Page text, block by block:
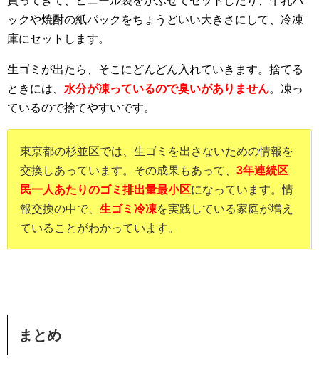
ックや焼酎の紙パックをちょうどいい大きさにして、冷凍
庫にセットします。
生ゴミが出たら、そこにどんどん入れていきます。捨てる
ときには、 水分が凍っているので臭いがありません。凍っ
ているので捨てやすいです。
東京都の杉並区では、生ゴミを出さないための情報を
交換しあっています。その成果もあって、 3年連続区
民一人あたりのゴミ排出量最小区になっています。情
報交換の中で、 生ゴミ冷凍を実践している家庭が増え
ていることがわかっています。
まとめ